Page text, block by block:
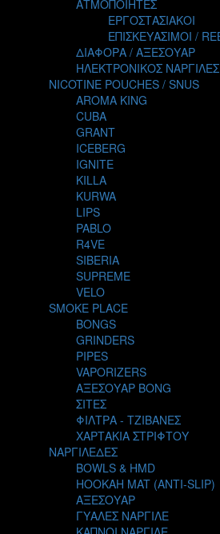
STEAMPUNK
TALES
TATTOO
THE ALCHEMIST
THE SMOKER'S CLUB
TIKI MAHU
TWIST
VGOD
WILD ZOO
YETI
ΑΤΜΟΠΟΙΗΤΕΣ
ΕΡΓΟΣΤΑΣΙΑΚΟΙ
ΕΠΙΣΚΕΥΑΣΙΜΟΙ /
ΔΙΑΦΟΡΑ / ΑΞΕΣΟΥΑΡ
ΗΛΕΚΤΡΟΝΙΚΟΣ ΝΑΡΓΙΛΕΣ
NICOTINE POUCHES / SNUS
AROMA KING
CUBA
GRANT
ICEBERG
IGNITE
KILLA
KURWA
LIPS
PABLO
R4VE
SIBERIA
SUPREME
VELO
SMOKE PLACE
BONGS
GRINDERS
PIPES
VAPORIZERS
ΑΞΕΣΟΥΑΡ BONG
ΣΙΤΕΣ
ΦΙΛΤΡΑ - ΤΖΙΒΑΝΕΣ
ΧΑΡΤΑΚΙΑ ΣΤΡΙΦΤΟΥ
ΝΑΡΓΙΛΕΔΕΣ
BOWLS & HMD
HOOKAH MAT (ANTI-SLIP)
ΑΞΕΣΟΥΑΡ
ΓΥΑΛΕΣ ΝΑΡΓΙΛΕ